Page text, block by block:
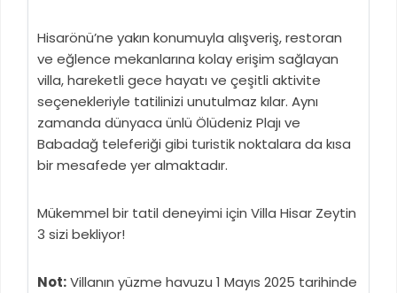
Hisarönü’ne yakın konumuyla alışveriş, restoran
ve eğlence mekanlarına kolay erişim sağlayan
villa, hareketli gece hayatı ve çeşitli aktivite
seçenekleriyle tatilinizi unutulmaz kılar. Aynı
zamanda dünyaca ünlü Ölüdeniz Plajı ve
Babadağ teleferiği gibi turistik noktalara da kısa
bir mesafede yer almaktadır.
Mükemmel bir tatil deneyimi için Villa Hisar Zeytin
3 sizi bekliyor!
Not:Villanın yüzme havuzu 1 Mayıs 2025 tarihinde